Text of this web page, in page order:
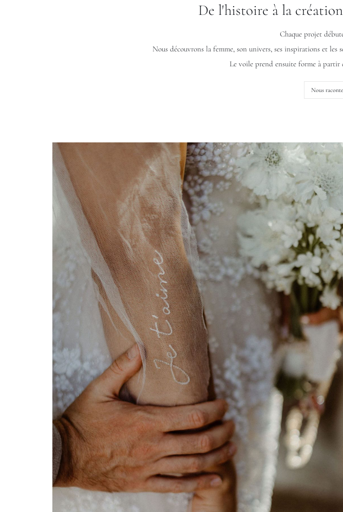
De l'histoire à la
Chaque projet
Nous découvrons la femme, son univers, ses inspirations et les
Le voile prend ensuite forme à partir
Nous